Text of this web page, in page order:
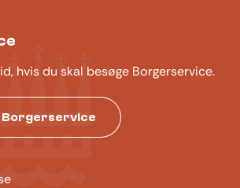
hvis du skal besøge Borgerservice.
Borgerservice